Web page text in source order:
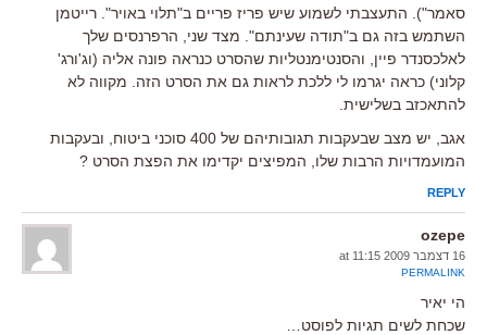
סאמר"). התעצבתי לשמוע שיש פריז פריים ב"תלוי באויר". רייטמן
השתמש בזה גם ב"תודה שעינתם". מצד שני, הרפרנסים שלך
לאלכסנדר פיין, והסנטימנטליות שהסרט כנראה פונה אליה (וג'ורג'
קלוני) כראה יגרמו לי ללכת לראות גם את הסרט הזה. מקווה לא
להתאכזב בשלישית.
אגב, יש מצב שבעקבות תגובותיהם של 400 סוכני ביטוח, ובעקבות
המועמדויות הרבות שלו, המפיצים יקדימו את הפצת הסרט ?
REPLY
ozepe
16 דצמבר 2009 at 11:15
PERMALINK
הי יאיר
שכחת לשים תגיות לפוסט…